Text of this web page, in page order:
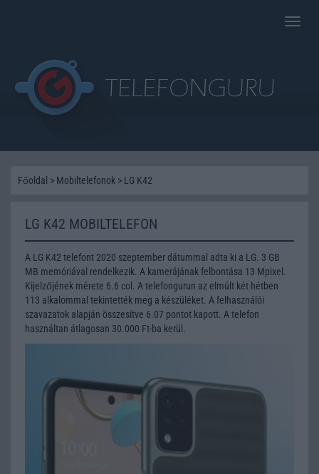
Toggle
Főoldal > Mobiltelefonok > LG K42
LG K42 MOBILTELEFON
A LG K42 telefont 2020 szeptember dátummal adta ki a LG. 3 GB
MB memóriával rendelkezik. A kamerájának felbontása 13 Mpixel.
Kijelzőjének mérete 6.6 col. A telefongurun az elmúlt két hétben
113 alkalommal tekintették meg a készüléket. A felhasználói
szavazatok alapján összesítve 6.07 pontot kapott. A telefon
használtan átlagosan 30.000 Ft-ba kerül.